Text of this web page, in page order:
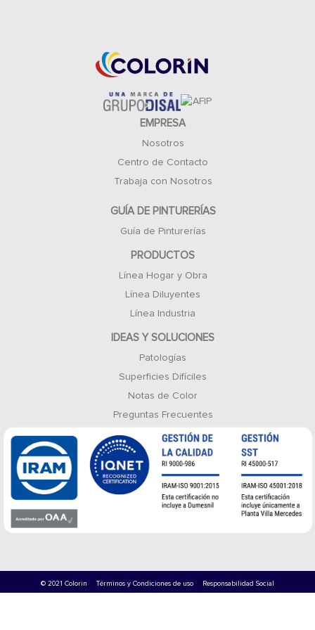
EMPRESA
Nosotros
Centro de Contacto
Trabaja con Nosotros
GUÍA DE PINTURERÍAS
Guía de Pinturerías
PRODUCTOS
Línea Hogar y Obra
Línea Diluyentes
Línea Industria
IDEAS Y SOLUCIONES
Patologías
Superficies Difíciles
Notas de Color
Preguntas Frecuentes
© 2021 Colorin Términos y Condiciones de uso Responsabilidad Social